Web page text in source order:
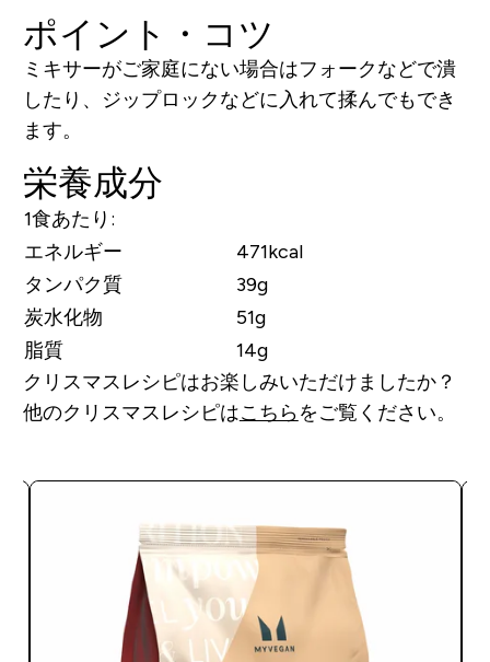
ポイント・コツ
ミキサーがご家庭にない場合はフォークなどで潰
したり、ジップロックなどに入れて揉んでもでき
ます。
栄養成分
1食あたり:
エネルギー
471kcal
タンパク質
39g
炭水化物
51g
脂質
14g
クリスマスレシピはお楽しみいただけましたか？
他のクリスマスレシピはこちら をご覧ください。